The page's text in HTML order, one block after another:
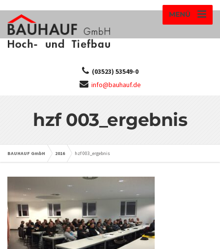
MENÜ
(03523) 53549-0
info@bauhauf.de
hzf 003_ergebnis
BAUHAUF GmbH 2016 hzf 003_ergebnis